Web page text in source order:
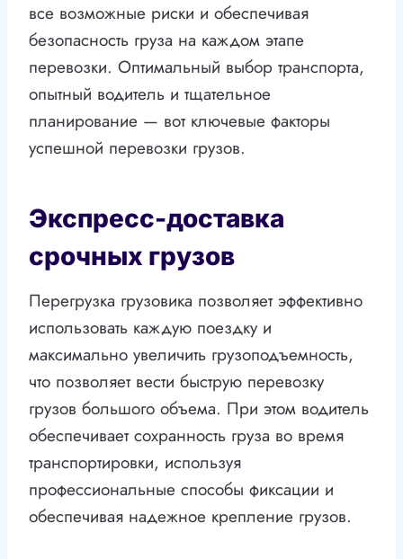
все возможные риски и обеспечивая
безопасность груза на каждом этапе
перевозки. Оптимальный выбор транспорта,
опытный водитель и тщательное
планирование — вот ключевые факторы
успешной перевозки грузов.
Экспресс-доставка
срочных грузов
Перегрузка грузовика позволяет эффективно
использовать каждую поездку и
максимально увеличить грузоподъемность,
что позволяет вести быструю перевозку
грузов большого объема. При этом водитель
обеспечивает сохранность груза во время
транспортировки, используя
профессиональные способы фиксации и
обеспечивая надежное крепление грузов.